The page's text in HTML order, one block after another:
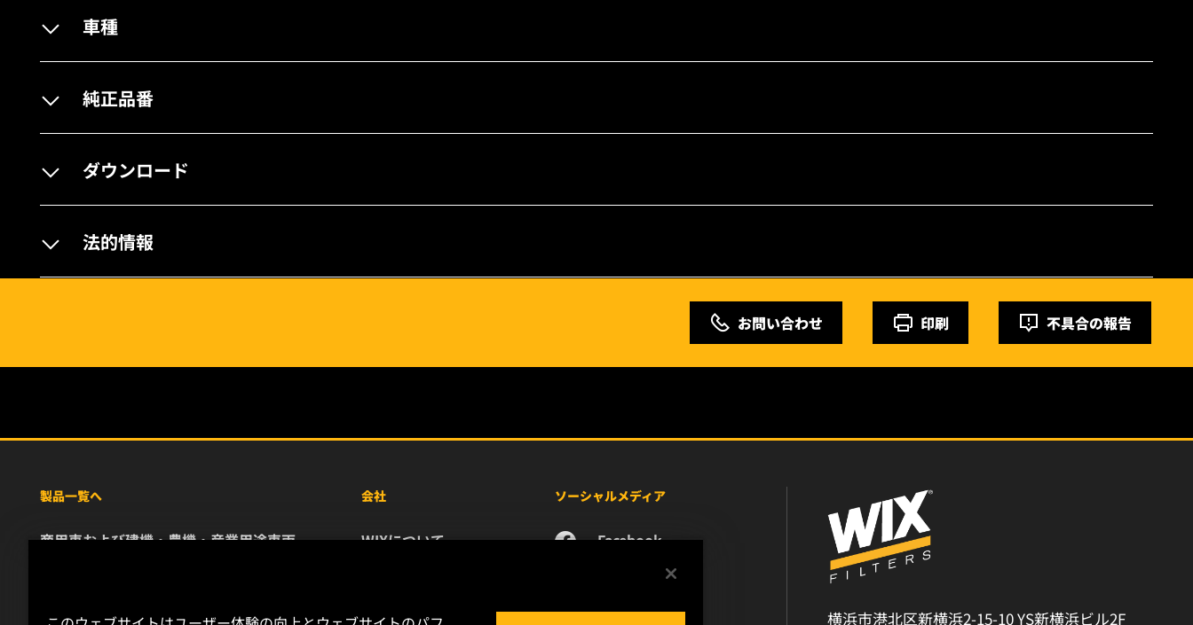
車種
純正品番
ダウンロード
法的情報
お問い合わせ 印刷 不具合の報告
製品一覧へ
商用車および建機・農機・産業用途車両
レース用製品
会社
WIXについて
キャリア
ソーシャルメディア
Facebook
Instagram
YouTube
横浜市港北区新横浜2-15-10 YS新横浜ビル2F